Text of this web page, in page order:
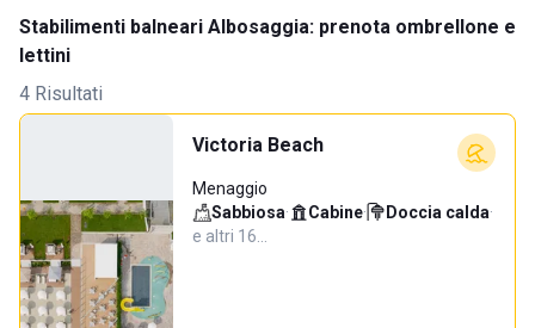
Stabilimenti balneari Albosaggia: prenota ombrellone e
lettini
4 Risultati
Victoria Beach
Menaggio
Sabbiosa· Cabine· Doccia calda·
e altri 16…